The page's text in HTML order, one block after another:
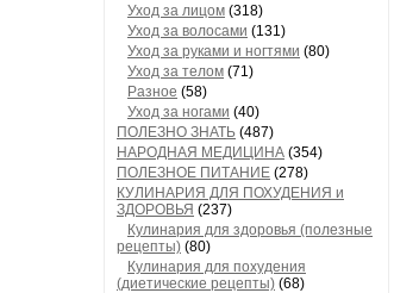
Уход за лицом (318)
Уход за волосами (131)
Уход за руками и ногтями (80)
Уход за телом (71)
Разное (58)
Уход за ногами (40)
ПОЛЕЗНО ЗНАТЬ (487)
НАРОДНАЯ МЕДИЦИНА (354)
ПОЛЕЗНОЕ ПИТАНИЕ (278)
КУЛИНАРИЯ ДЛЯ ПОХУДЕНИЯ и
ЗДОРОВЬЯ (237)
Кулинария для здоровья (полезные
рецепты) (80)
Кулинария для похудения
(диетические рецепты) (68)